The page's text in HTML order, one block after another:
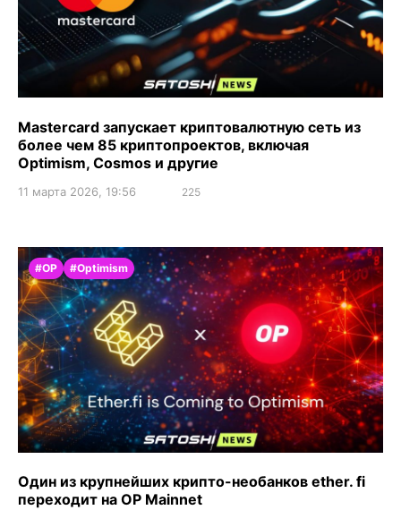
Mastercard запускает криптовалютную сеть из
более чем 85 криптопроектов, включая
Optimism, Cosmos и другие
11 марта 2026, 19:56 225
#OP #Optimism
Один из крупнейших крипто-необанков ether. fi
переходит на OP Mainnet